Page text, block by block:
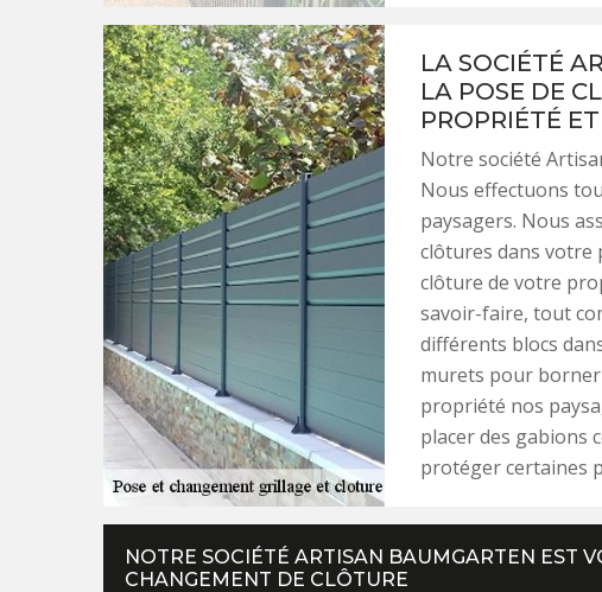
LA SOCIÉTÉ
LA POSE DE
PROPRIÉTÉ
Notre société
Nous effectuons
paysagers. Nous
clôtures dans votre
clôture de votre
savoir-faire, tout
différents blocs
murets pour
propriété nos
placer des gabions
protéger certaines
NOTRE SOCIÉTÉ ARTISAN BAUMGARTEN EST
CHANGEMENT DE CLÔTURE